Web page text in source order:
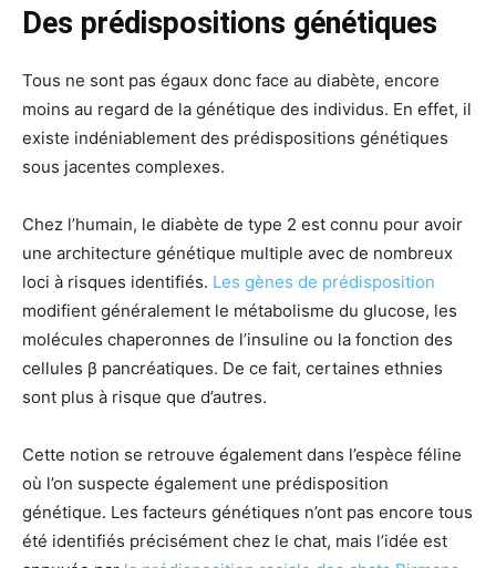
Des prédispositions génétiques
Tous ne sont pas égaux donc face au diabète, encore
moins au regard de la génétique des individus. En effet, il
existe indéniablement des prédispositions génétiques
sous jacentes complexes.
Chez l’humain, le diabète de type 2 est connu pour avoir
une architecture génétique multiple avec de nombreux
loci à risques identifiés. Les gènes de prédisposition
modifient généralement le métabolisme du glucose, les
molécules chaperonnes de l’insuline ou la fonction des
cellules β pancréatiques. De ce fait, certaines ethnies
sont plus à risque que d’autres.
Cette notion se retrouve également dans l’espèce féline
où l’on suspecte également une prédisposition
génétique. Les facteurs génétiques n’ont pas encore tous
été identifiés précisément chez le chat, mais l’idée est